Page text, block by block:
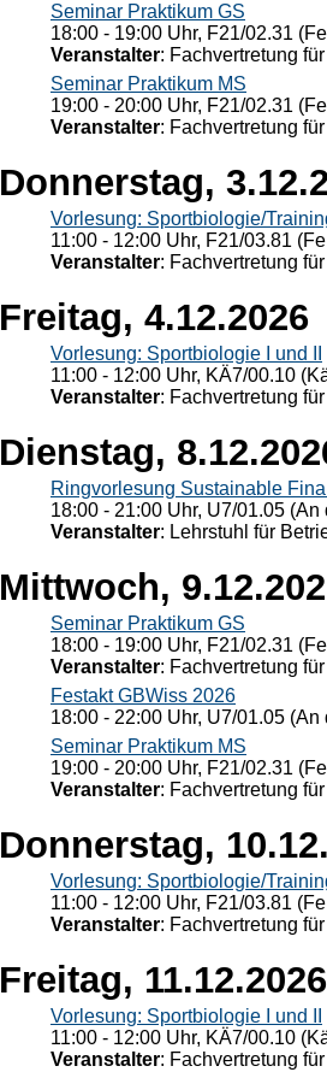
Seminar Praktikum GS
18:00 - 19:00 Uhr, F21/02.31
Veranstalter: Fachvertretung
Seminar Praktikum MS
19:00 - 20:00 Uhr, F21/02.31
Veranstalter: Fachvertretung
Donnerstag,
Vorlesung: Sportbiologie/
11:00 - 12:00 Uhr, F21/03.81
Veranstalter: Fachvertretung
Freitag, 4.12.2026
Vorlesung: Sportbiologie I und II
11:00 - 12:00 Uhr, KÄ7/00.10
Veranstalter: Fachvertretung
Dienstag,
Ringvorlesung Sustainable
18:00 - 21:00 Uhr, U7/01.05
Veranstalter: Lehrstuhl für
Mittwoch,
Seminar Praktikum GS
18:00 - 19:00 Uhr, F21/02.31
Veranstalter: Fachvertretung
Festakt GBWiss 2026
18:00 - 22:00 Uhr, U7/01.05
Seminar Praktikum MS
19:00 - 20:00 Uhr, F21/02.31
Veranstalter: Fachvertretung
Donnerstag,
Vorlesung: Sportbiologie/
11:00 - 12:00 Uhr, F21/03.81
Veranstalter: Fachvertretung
Freitag, 11.12.2026
Vorlesung: Sportbiologie I und II
11:00 - 12:00 Uhr, KÄ7/00.10
Veranstalter: Fachvertretung